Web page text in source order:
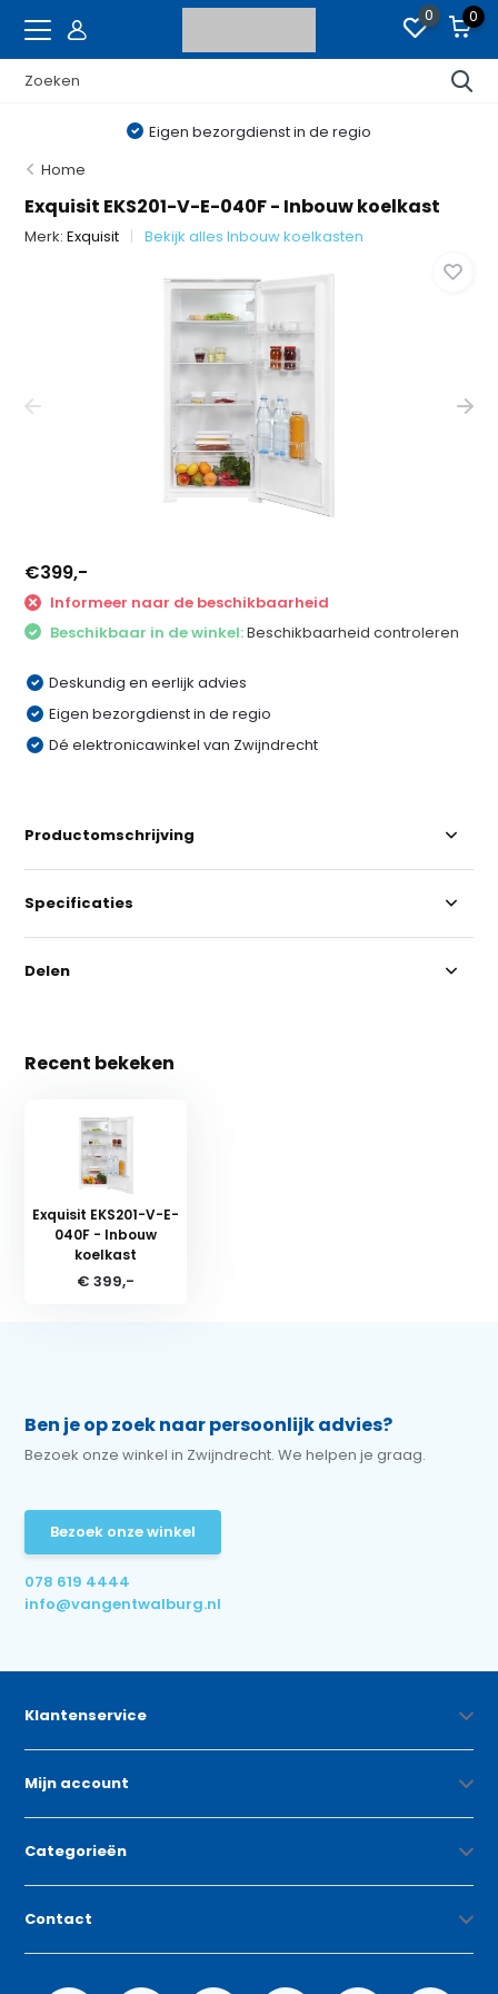
0 0
Eigen bezorgdienst in de regio
Home
Exquisit EKS201-V-E-040F - Inbouw koelkast
Merk:Exquisit Bekijk alles Inbouw koelkasten
€399,-
Informeer naar de beschikbaarheid
Beschikbaar in de winkel:Beschikbaarheid controleren
Deskundig en eerlijk advies
Eigen bezorgdienst in de regio
Dé elektronicawinkel van Zwijndrecht
Productomschrijving
Specificaties
Delen
Recent bekeken
Exquisit EKS201-V-E-
040F - Inbouw
koelkast
€ 399,-
Ben je op zoek naar persoonlijk advies?
Bezoek onze winkel in Zwijndrecht. We helpen je graag.
Bezoek onze winkel
078 619 4444
info@vangentwalburg.nl
Klantenservice
Mijn account
Categorieën
Contact